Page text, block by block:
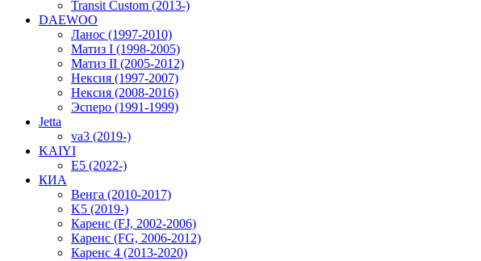
Transit Custom (2013-)
DAEWOO
Ланос (1997-2010)
Матиз I (1998-2005)
Матиз II (2005-2012)
Нексия (1997-2007)
Нексия (2008-2016)
Эсперо (1991-1999)
Jetta
va3 (2019-)
KAIYI
E5 (2022-)
КИА
Венга (2010-2017)
K5 (2019-)
Каренс (FJ, 2002-2006)
Каренс (FG, 2006-2012)
Каренс 4 (2013-2020)